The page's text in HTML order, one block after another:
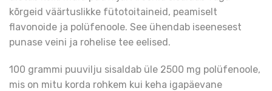
kõrgeid väärtuslikke fütotoitaineid, peamiselt
flavonoide ja polüfenoole. See ühendab iseenesest
punase veini ja rohelise tee eelised.
100 grammi puuvilju sisaldab üle 2500 mg polüfenoole,
mis on mitu korda rohkem kui keha igapäevane